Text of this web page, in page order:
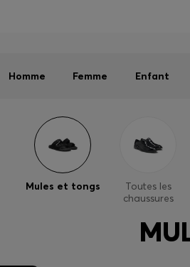
Homme Femme Enfant
Mules et tongs
Toutes les
chaussures